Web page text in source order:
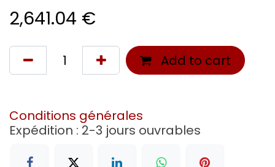
2,641.04 €
Add to cart
Conditions générales
Expédition : 2-3 jours ouvrables